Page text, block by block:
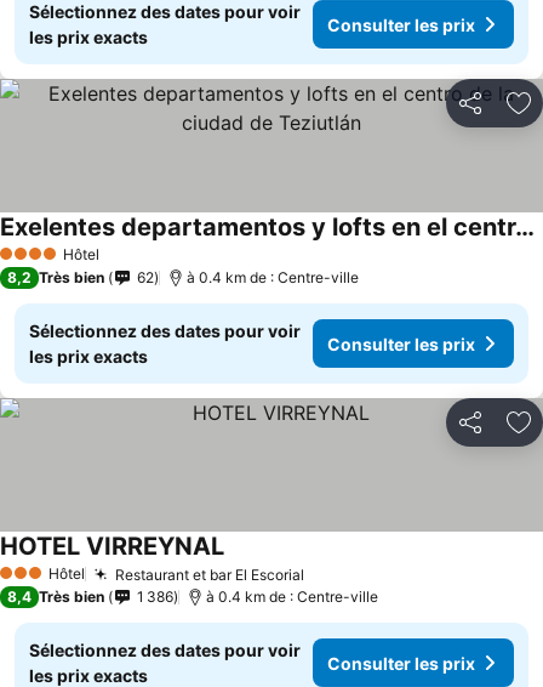
Sélectionnez des dates pour voir
les prix exacts
Consulter les prix
Partager
4 Étoiles Hôtel
Exelentes departamentos y lofts en el centro de la ciudad de Teziutlán
8,2 Très bien 62 à 0.4 km de : Centre-ville
Sélectionnez des dates pour voir
les prix exacts
Consulter les prix
Partager
3 ÉtoilesHôtel Restaurant et bar El Escorial
HOTEL VIRREYNAL
8,4 Très bien 1 386 à 0.4 km de : Centre-ville
Sélectionnez des dates pour voir
les prix exacts
Consulter les prix